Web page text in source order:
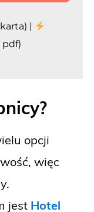
|
pdf)
opcji
więc
jest Hotel